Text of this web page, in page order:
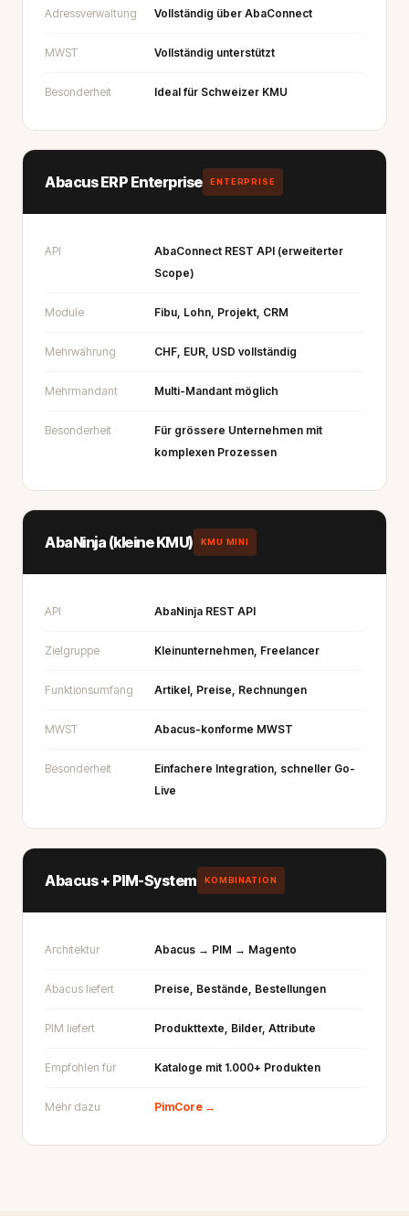
Adressverwaltung Vollständig über AbaConnect
MWST Vollständig unterstützt
Besonderheit Ideal für Schweizer KMU
Abacus ERP Enterprise ENTERPRISE
API
AbaConnect REST API (erweiterter
Scope)
Module Fibu, Lohn, Projekt, CRM
Mehrwährung CHF, EUR, USD vollständig
Mehrmandant Multi-Mandant möglich
Besonderheit
Für grössere Unternehmen mit
komplexen Prozessen
AbaNinja (kleine KMU) KMU MINI
API AbaNinja REST API
Zielgruppe Kleinunternehmen, Freelancer
Funktionsumfang Artikel, Preise, Rechnungen
MWST Abacus-konforme MWST
Besonderheit
Einfachere Integration, schneller Go-
Live
Abacus + PIM-System KOMBINATION
Architektur Abacus → PIM → Magento
Abacus liefert Preise, Bestände, Bestellungen
PIM liefert Produkttexte, Bilder, Attribute
Empfohlen für Kataloge mit 1.000+ Produkten
Mehr dazu PimCore →